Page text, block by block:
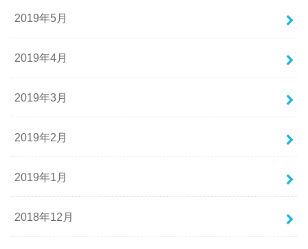
2019年5月
2019年4月
2019年3月
2019年2月
2019年1月
2018年12月